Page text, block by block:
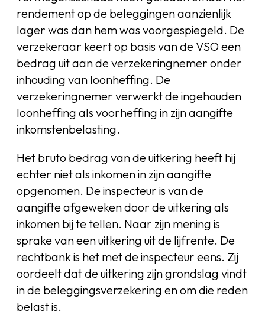
rendement op de beleggingen aanzienlijk
lager was dan hem was voorgespiegeld. De
verzekeraar keert op basis van de VSO een
bedrag uit aan de verzekeringnemer onder
inhouding van loonheffing. De
verzekeringnemer verwerkt de ingehouden
loonheffing als voorheffing in zijn aangifte
inkomstenbelasting.
Het bruto bedrag van de uitkering heeft hij
echter niet als inkomen in zijn aangifte
opgenomen. De inspecteur is van de
aangifte afgeweken door de uitkering als
inkomen bij te tellen. Naar zijn mening is
sprake van een uitkering uit de lijfrente. De
rechtbank is het met de inspecteur eens. Zij
oordeelt dat de uitkering zijn grondslag vindt
in de beleggingsverzekering en om die reden
belast is.